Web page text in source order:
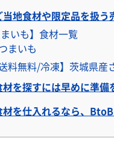
地食材や限定品を扱う
まいも】食材一覧
まいも
送料無料/冷凍】茨城県
を探すには早めに準備
を仕入れるなら、